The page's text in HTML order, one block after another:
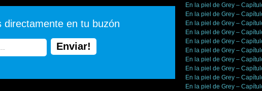
directamente en tu buzón
En la piel de Grey –
En la piel de Grey –
En la piel de Grey –
En la piel de Grey –
En la piel de Grey –
En la piel de Grey –
En la piel de Grey –
En la piel de Grey –
En la piel de Grey –
En la piel de Grey –